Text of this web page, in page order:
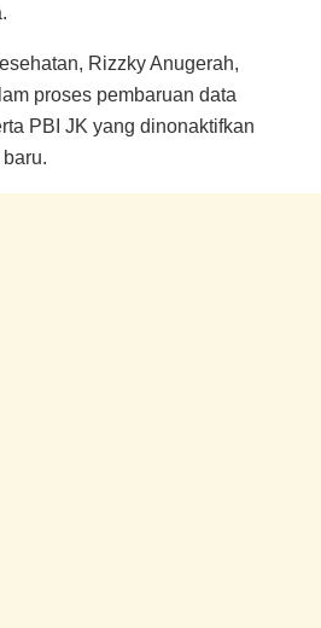
Rizzky Anugerah,
proses pembaruan data
PBI JK yang dinonaktifkan